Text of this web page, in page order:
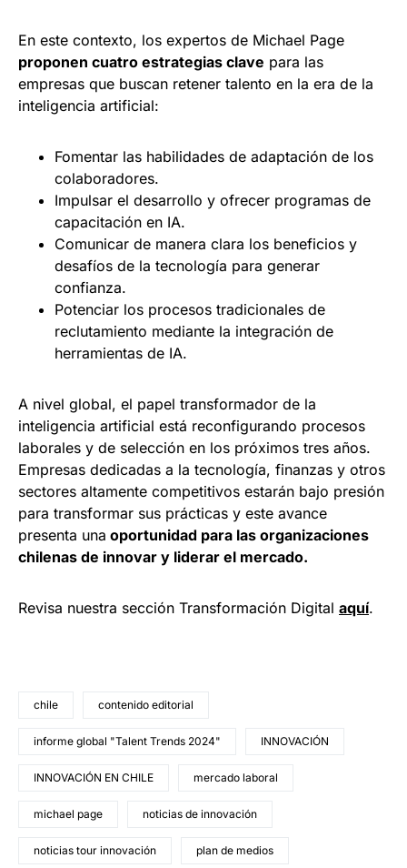
En este contexto, los expertos de Michael Page
proponen cuatro estrategias clave para las
empresas que buscan retener talento en la era de la
inteligencia artificial:
Fomentar las habilidades de adaptación de los
colaboradores.
Impulsar el desarrollo y ofrecer programas de
capacitación en IA.
Comunicar de manera clara los beneficios y
desafíos de la tecnología para generar
confianza.
Potenciar los procesos tradicionales de
reclutamiento mediante la integración de
herramientas de IA.
A nivel global, el papel transformador de la
inteligencia artificial está reconfigurando procesos
laborales y de selección en los próximos tres años.
Empresas dedicadas a la tecnología, finanzas y otros
sectores altamente competitivos estarán bajo presión
para transformar sus prácticas y este avance
presenta una oportunidad para las organizaciones
chilenas de innovar y liderar el mercado.
Revisa nuestra sección Transformación Digital aquí.
chile contenido editorial
informe global "Talent Trends 2024" INNOVACIÓN
INNOVACIÓN EN CHILE mercado laboral
michael page noticias de innovación
noticias tour innovación plan de medios